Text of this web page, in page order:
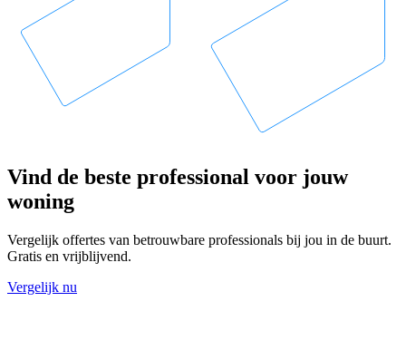
Vind de beste professional voor jouw
woning
Vergelijk offertes van betrouwbare professionals bij jou in de buurt.
Gratis en vrijblijvend.
Vergelijk nu